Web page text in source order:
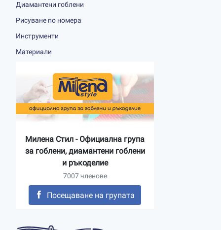
Диамантени гоблени
Рисуване по номера
Инструменти
Материали
Милена Стил - Официална група
за гоблени, диамантени гоблени
и ръкоделие
7007 членове
Посещаване на групата